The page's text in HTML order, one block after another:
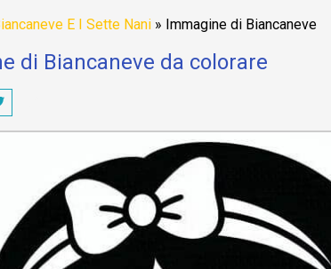
E I Sette Nani » Immagine di Biancaneve
di Biancaneve da colorare